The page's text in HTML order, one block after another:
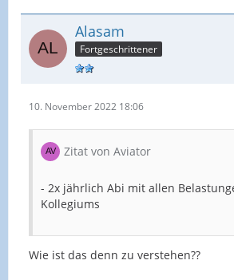
Alasam
Fortgeschrittener
10. November 2022 18:06
Zitat von Aviator
- 2x jährlich Abi mit allen
Kollegiums
Wie ist das denn zu verstehen??